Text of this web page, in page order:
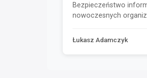
Bezpieczeństwo
nowoczesnych
Łukasz Adamczyk